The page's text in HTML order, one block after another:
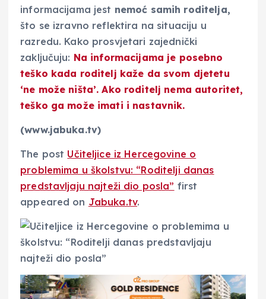
informacijama jest nemoć samih roditelja,
što se izravno reflektira na situaciju u
razredu. Kako prosvjetari zajednički
zaključuju: Na informacijama je posebno
teško kada roditelj kaže da svom djetetu
‘ne može ništa’. Ako roditelj nema autoritet,
teško ga može imati i nastavnik.
(www.jabuka.tv)
The post Učiteljice iz Hercegovine o
problemima u školstvu: “Roditelji danas
predstavljaju najteži dio posla” first
appeared on Jabuka.tv.